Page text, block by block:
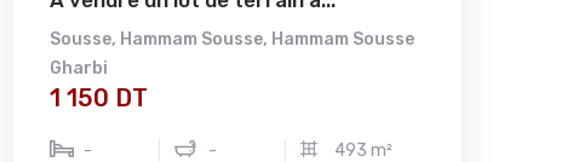
Sousse, Hammam Sousse, Hammam Sousse
Gharbi
1 150 DT
- - 493 m²